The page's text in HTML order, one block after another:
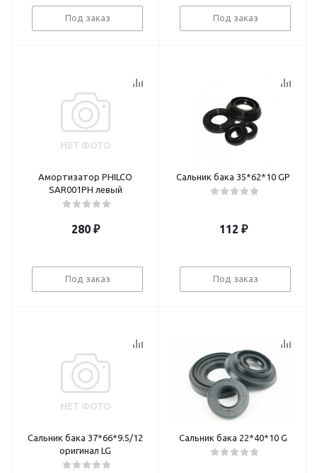
Под заказ Под заказ
Амортизатор PHILCO
SAR001PH левый
280₽
Под заказ
Сальник бака 35*62*10 GP
112 ₽
Под заказ
Сальник бака 37*66*9.5/12
оригинал LG
Сальник бака 22*40*10 G